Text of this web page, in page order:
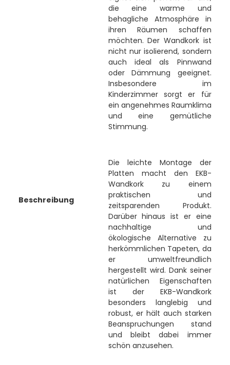
Beschreibung
die eine warme und
behagliche Atmosphäre in
ihren Räumen schaffen
möchten. Der Wandkork ist
nicht nur isolierend, sondern
auch ideal als Pinnwand
oder Dämmung geeignet.
Insbesondere im
Kinderzimmer sorgt er für
ein angenehmes Raumklima
und eine gemütliche
Stimmung.
Die leichte Montage der
Platten macht den EKB-
Wandkork zu einem
praktischen und
zeitsparenden Produkt.
Darüber hinaus ist er eine
nachhaltige und
ökologische Alternative zu
herkömmlichen Tapeten, da
er umweltfreundlich
hergestellt wird. Dank seiner
natürlichen Eigenschaften
ist der EKB-Wandkork
besonders langlebig und
robust, er hält auch starken
Beanspruchungen stand
und bleibt dabei immer
schön anzusehen.